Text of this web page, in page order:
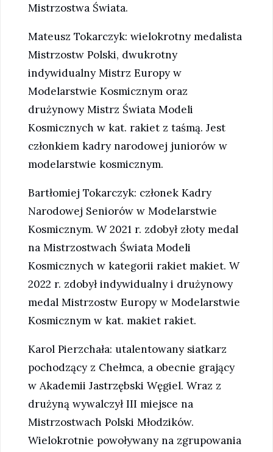
Mistrzostwa Świata.
Mateusz Tokarczyk: wielokrotny medalista
Mistrzostw Polski, dwukrotny
indywidualny Mistrz Europy w
Modelarstwie Kosmicznym oraz
drużynowy Mistrz Świata Modeli
Kosmicznych w kat. rakiet z taśmą. Jest
członkiem kadry narodowej juniorów w
modelarstwie kosmicznym.
Bartłomiej Tokarczyk: członek Kadry
Narodowej Seniorów w Modelarstwie
Kosmicznym. W 2021 r. zdobył złoty medal
na Mistrzostwach Świata Modeli
Kosmicznych w kategorii rakiet makiet. W
2022 r. zdobył indywidualny i drużynowy
medal Mistrzostw Europy w Modelarstwie
Kosmicznym w kat. makiet rakiet.
Karol Pierzchała: utalentowany siatkarz
pochodzący z Chełmca, a obecnie grający
w Akademii Jastrzębski Węgiel. Wraz z
drużyną wywalczył III miejsce na
Mistrzostwach Polski Młodzików.
Wielokrotnie powoływany na zgrupowania